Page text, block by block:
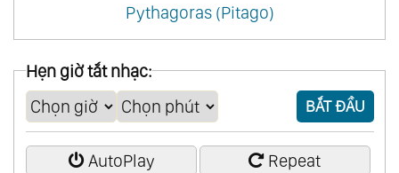
Pythagoras (Pitago)
Hẹn giờ tắt nhạc:
BẮT ĐẦU
AutoPlay
Repeat